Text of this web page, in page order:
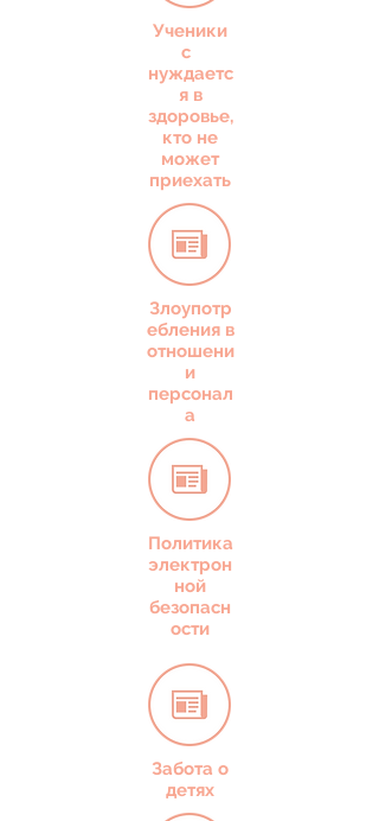
Ученики
с
нуждаетс
я в
здоровье,
кто не
может
приехать
Злоупотр
ебления в
отношени
и
персонал
а
Политика
электрон
ной
безопасн
ости
Забота о
детях